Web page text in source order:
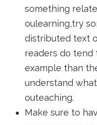
something
oulearning,try
distributed text
readers do tend
example than
understand
outeaching.
Make sure to